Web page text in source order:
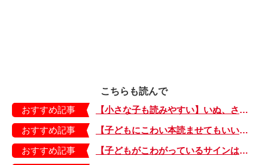
こちらも読んで
おすすめ記事
【小さな子も読みやすい】いぬ、さる、うさぎ、ゴリラにあひる…動物たちのまねっこできるかな？『まねまねっこ』発売中！
おすすめ記事
【子どもにこわい本読ませてもいいの？】「子どもはどのようなものにこわさを感じやすいのでしょうか？」
おすすめ記事
【子どもがこわがっているサインは？】「読み聞かせのとき、子どもがこわがっていると判断できるサインを教えてください！」